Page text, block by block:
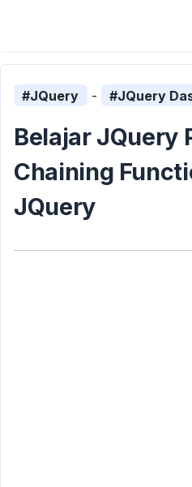
#JQuery - #JQuery
Belajar JQuery
Chaining
JQuery